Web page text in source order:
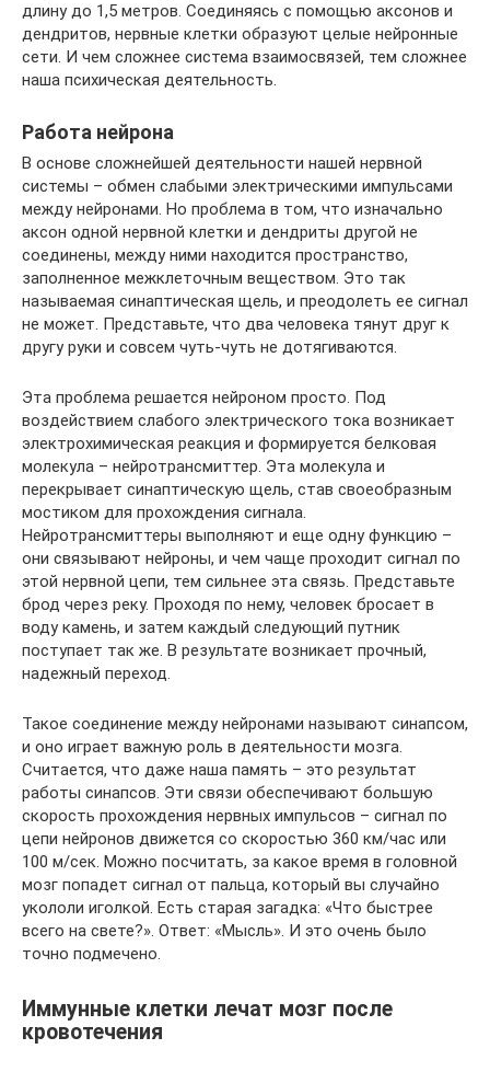
длину до 1,5 метров. Соединяясь с помощью аксонов и
дендритов, нервные клетки образуют целые нейронные
сети. И чем сложнее система взаимосвязей, тем сложнее
наша психическая деятельность.
Работа нейрона
В основе сложнейшей деятельности нашей нервной
системы – обмен слабыми электрическими импульсами
между нейронами. Но проблема в том, что изначально
аксон одной нервной клетки и дендриты другой не
соединены, между ними находится пространство,
заполненное межклеточным веществом. Это так
называемая синаптическая щель, и преодолеть ее сигнал
не может. Представьте, что два человека тянут друг к
другу руки и совсем чуть-чуть не дотягиваются.
Эта проблема решается нейроном просто. Под
воздействием слабого электрического тока возникает
электрохимическая реакция и формируется белковая
молекула – нейротрансмиттер. Эта молекула и
перекрывает синаптическую щель, став своеобразным
мостиком для прохождения сигнала.
Нейротрансмиттеры выполняют и еще одну функцию –
они связывают нейроны, и чем чаще проходит сигнал по
этой нервной цепи, тем сильнее эта связь. Представьте
брод через реку. Проходя по нему, человек бросает в
воду камень, и затем каждый следующий путник
поступает так же. В результате возникает прочный,
надежный переход.
Такое соединение между нейронами называют синапсом,
и оно играет важную роль в деятельности мозга.
Считается, что даже наша память – это результат
работы синапсов. Эти связи обеспечивают большую
скорость прохождения нервных импульсов – сигнал по
цепи нейронов движется со скоростью 360 км/час или
100 м/сек. Можно посчитать, за какое время в головной
мозг попадет сигнал от пальца, который вы случайно
укололи иголкой. Есть старая загадка: «Что быстрее
всего на свете?». Ответ: «Мысль». И это очень было
точно подмечено.
Иммунные клетки лечат мозг после
кровотечения